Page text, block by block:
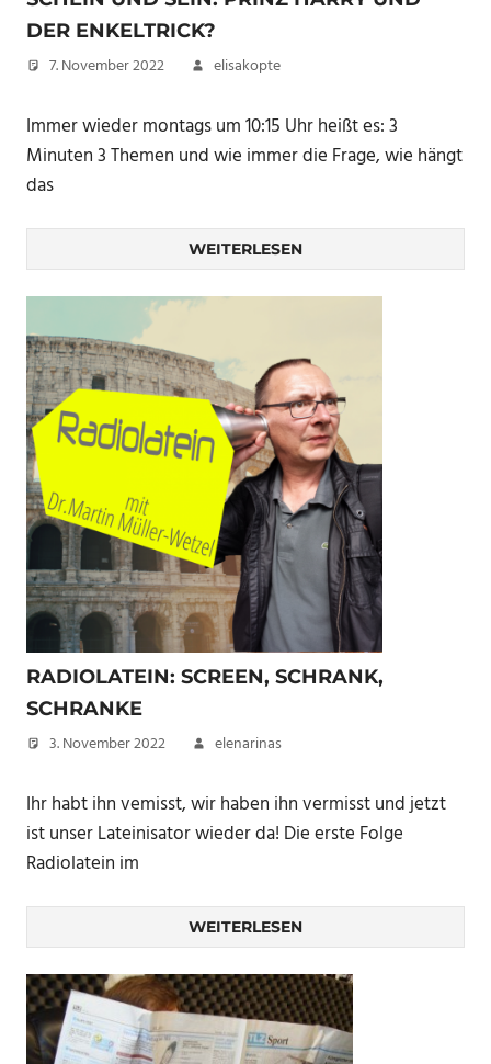
DER ENKELTRICK?
7. November 2022 elisakopte
Immer wieder montags um 10:15 Uhr heißt es: 3
Minuten 3 Themen und wie immer die Frage, wie hängt
das
WEITERLESEN
RADIOLATEIN: SCREEN, SCHRANK,
SCHRANKE
3. November 2022 elenarinas
Ihr habt ihn vemisst, wir haben ihn vermisst und jetzt
ist unser Lateinisator wieder da! Die erste Folge
Radiolatein im
WEITERLESEN